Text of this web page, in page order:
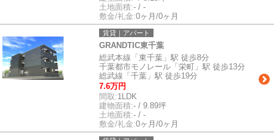
土地面積:- / -
敷金/礼金:0ヶ月/0ヶ月
賃貸｜アパート
GRANDTIC東千葉
総武本線「東千葉」駅 徒歩8分
千葉都市モノレール「栄町」駅 徒歩13分
総武線「千葉」駅 徒歩19分
7.6万円
間取:1LDK
建物面積:- / 9.89坪
土地面積:- / -
敷金/礼金:0ヶ月/0ヶ月